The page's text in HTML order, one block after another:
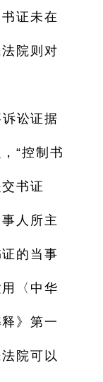
证未在
院则对
诉讼证据
“控制书
书证
人所主
的当事
〈中华
》第一
院可以